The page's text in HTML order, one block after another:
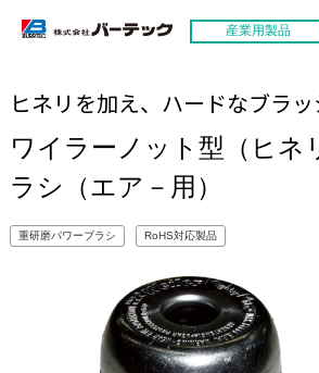
産業用製品
ヒネリを加え、ハードなブラ
ワイラーノット型（ヒネ
ラシ（エア－用）
重研磨パワーブラシ RoHS対応製品